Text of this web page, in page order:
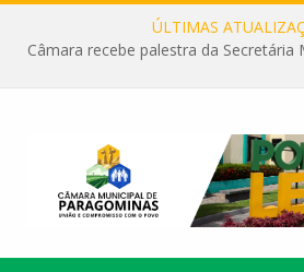
ÚLTIMAS